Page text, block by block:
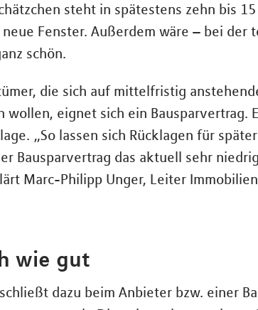
steht in spätestens zehn bis
Fenster. Außerdem wäre – bei der
schön.
die sich auf mittelfristig
wollen, eignet sich ein Bausparvertrag.
„So lassen sich Rücklagen für
Bausparvertrag das aktuell sehr
Marc-Philipp Unger, Leiter
wie gut
dazu beim Anbieter bzw. einer